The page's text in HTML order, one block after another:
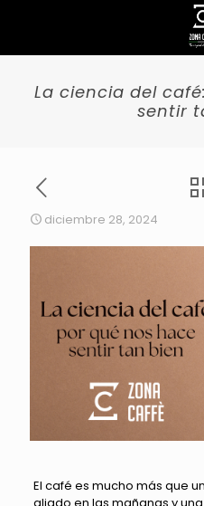
La ciencia del
sentir
diciembre 28, 2024
El café es mucho más que